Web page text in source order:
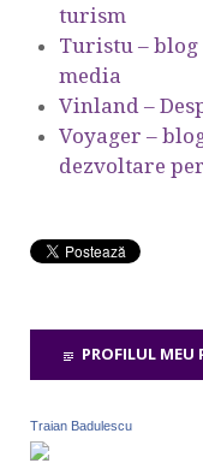
turism
Turistu –
media
Vinland –
Voyager –
dezvoltare
PROFILUL MEU
Traian Badulescu